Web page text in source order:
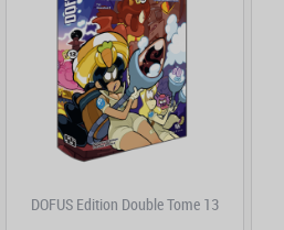
DOFUS Edition Double Tome 13